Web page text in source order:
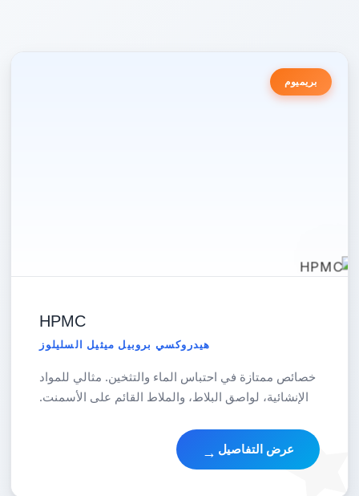
بريميوم
HPMC
هيدروكسي بروبيل ميثيل السليلوز
خصائص ممتازة في احتباس الماء والتثخين. مثالي للمواد
الإنشائية، لواصق البلاط، والملاط القائم على الأسمنت.
عرض التفاصيل→